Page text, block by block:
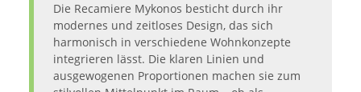
Die Recamiere Mykonos besticht durch ihr
modernes und zeitloses Design, das sich
harmonisch in verschiedene Wohnkonzepte
integrieren lässt. Die klaren Linien und
ausgewogenen Proportionen machen sie zum